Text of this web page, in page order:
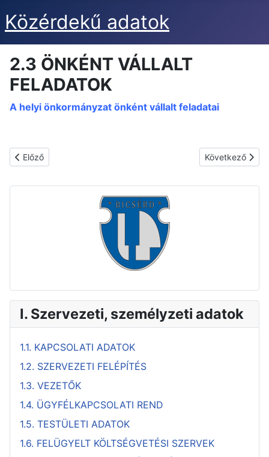
Közérdekű adatok
I. Szervezeti, személyzeti adatok
1.1. KAPCSOLATI ADATOK
1.2. SZERVEZETI FELÉPÍTÉS
1.3. VEZETŐK
1.4. ÜGYFÉLKAPCSOLATI REND
1.5. TESTÜLETI ADATOK
1.6. FELÜGYELT KÖLTSÉGVETÉSI SZERVEK
2.3 ÖNKÉNT VÁLLALT
FELADATOK
A helyi önkormányzat önként vállalt feladatai
Előző cikk: 2.4. A HATÓSÁGI ÜGYEK INTÉZÉSÉNEK RENDJÉVEL
Előző Következő cikk:
Következő